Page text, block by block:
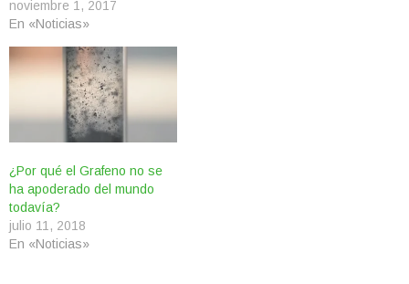
noviembre 1, 2017
En «Noticias»
¿Por qué el Grafeno no se
ha apoderado del mundo
todavía?
julio 11, 2018
En «Noticias»